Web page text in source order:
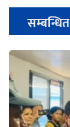
सम्बन्धित